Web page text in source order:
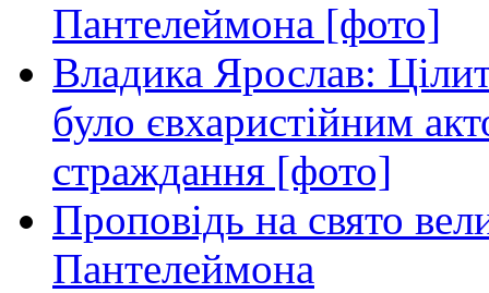
Пантелеймона [фото]
Владика Ярослав:
було євхаристійним
страждання [фото]
Проповідь на свято
Пантелеймона